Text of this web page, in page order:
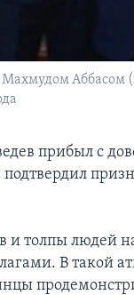
прибыл с
и толпы людей
В такой